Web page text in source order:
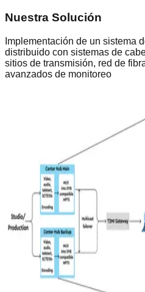
Nuestra Solución
Implementación de un sistema
distribuido con sistemas de
sitios de transmisión, red de
avanzados de monitoreo